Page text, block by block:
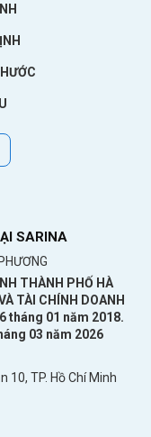
SARINA
THÀNH PHỐ HÀ
TÀI CHÍNH DOANH
tháng 01 năm 2018.
03 năm 2026
10, TP. Hồ Chí Minh